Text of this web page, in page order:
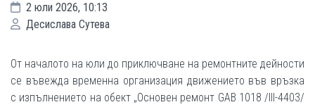
2 юли 2026, 10:13
Десислава Сутева
От началото на юли до приключване на ремонтните дейности
се въвежда временна организация движението във връзка
с изпълнението на обект „Основен ремонт GAB 1018 /III-4403/